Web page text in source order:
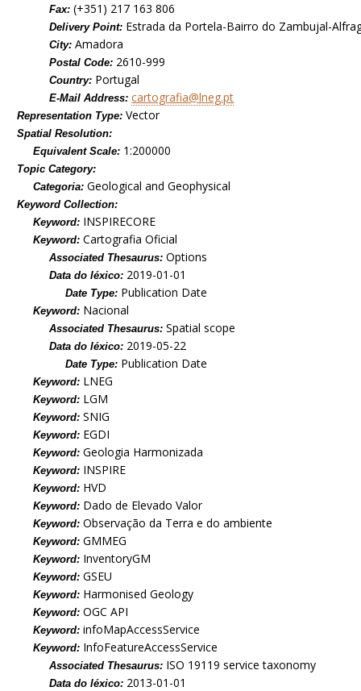
Fax:(+351) 217 163 806
Delivery Point: Estrada da Portela-Bairro do Zambujal-
City:Amadora
Postal Code: 2610-999
Country: Portugal
E-Mail Address:cartografia@lneg.pt
Representation Type:Vector
Spatial Resolution:
Equivalent Scale: 1:200000
Topic Category:
Categoria:Geological and Geophysical
Keyword Collection:
Keyword: INSPIRECORE
Keyword:Cartografia Oficial
Associated Thesaurus:Options
Data do léxico: 2019-01-01
Date Type: Publication Date
Keyword: Nacional
Associated Thesaurus:Spatial scope
Data do léxico: 2019-05-22
Date Type: Publication Date
Keyword: LNEG
Keyword: LGM
Keyword:SNIG
Keyword: EGDI
Keyword:Geologia Harmonizada
Keyword: INSPIRE
Keyword: HVD
Keyword: Dado de Elevado Valor
Keyword:Observação da Terra e do ambiente
Keyword:GMMEG
Keyword: InventoryGM
Keyword:GSEU
Keyword: Harmonised Geology
Keyword:OGC API
Keyword:infoMapAccessService
Keyword: InfoFeatureAccessService
Associated Thesaurus: ISO 19119 service taxonomy
Data do léxico: 2013-01-01